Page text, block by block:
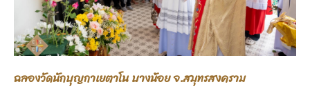
ฉลองวัดนักบุญกาเยตาโน บางน้อย จ.สมุทรสงคราม